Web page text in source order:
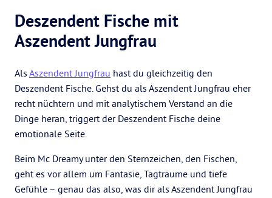
Deszendent Fische mit
Aszendent Jungfrau
Als Aszendent Jungfrau hast du gleichzeitig den
Deszendent Fische. Gehst du als Aszendent Jungfrau eher
recht nüchtern und mit analytischem Verstand an die
Dinge heran, triggert der Deszendent Fische deine
emotionale Seite.
Beim Mc Dreamy unter den Sternzeichen, den Fischen,
geht es vor allem um Fantasie, Tagträume und tiefe
Gefühle – genau das also, was dir als Aszendent Jungfrau